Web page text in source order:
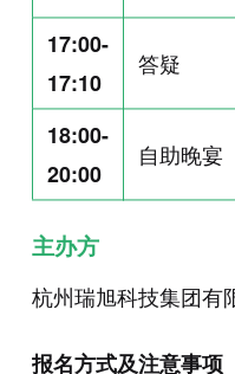
17:00-
17:10
答疑
18:00-
20:00
自助晚宴
主办方
杭州瑞旭科技集团有
报名方式及注意事项